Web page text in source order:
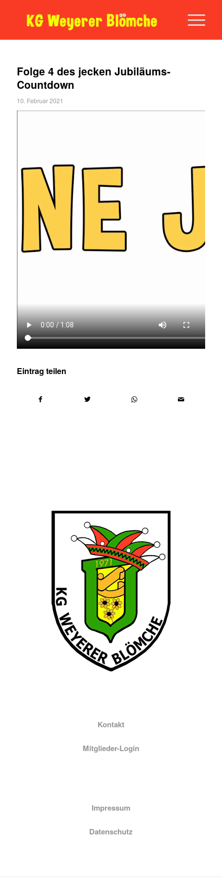
Folge 4 des jecken Jubiläums-
Countdown
10. Februar 2021
Eintrag teilen
Kontakt
Mitglieder-Login
Impressum
Datenschutz